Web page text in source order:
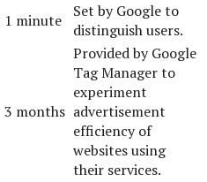
1 minute
Set by Google to
distinguish users.
3 months
Provided by Google
Tag Manager to
experiment
advertisement
efficiency of
websites using
their services.